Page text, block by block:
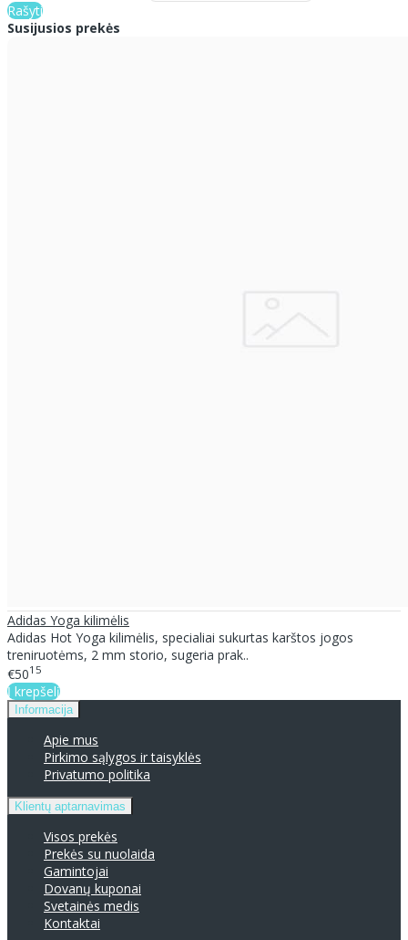
Rašyti
Susijusios prekės
Adidas Yoga kilimėlis
Adidas Hot Yoga kilimėlis, specialiai sukurtas karštos jogos
treniruotėms, 2 mm storio, sugeria prak..
€5015
Į krepšelį
Informacija
Apie mus
Pirkimo sąlygos ir taisyklės
Privatumo politika
Klientų aptarnavimas
Visos prekės
Prekės su nuolaida
Gamintojai
Dovanų kuponai
Svetainės medis
Kontaktai